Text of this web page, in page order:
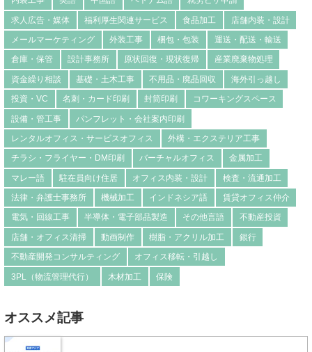
求人広告・媒体 福利厚生関連サービス 食品加工 店舗内装・設計
メールマーケティング 外装工事 梱包・包装 運送・配送・輸送
倉庫・保管 設計事務所 原状回復・現状復帰 産業廃棄物処理
資金繰り相談 基礎・土木工事 不用品・廃品回収 海外引っ越し
投資・VC 名刺・カード印刷 封筒印刷 コワーキングスペース
設備・管工事 パンフレット・会社案内印刷
レンタルオフィス・サービスオフィス 外構・エクステリア工事
チラシ・フライヤー・DM印刷 バーチャルオフィス 金属加工
マレー語 駐在員向け住居 オフィス内装・設計 検査・流通加工
法律・弁護士事務所 機械加工 インドネシア語 賃貸オフィス仲介
電気・回線工事 半導体・電子部品製造 その他言語 不動産投資
店舗・オフィス清掃 動画制作 樹脂・アクリル加工 銀行
不動産開発コンサルティング オフィス移転・引越し
3PL（物流管理代行） 木材加工 保険
オススメ記事